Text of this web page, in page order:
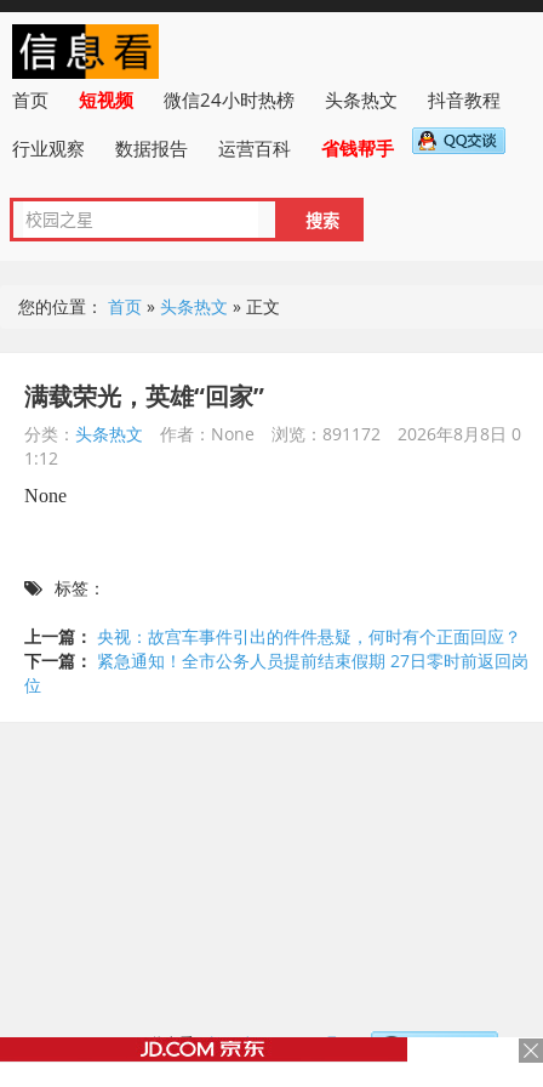
首页 短视频 微信24小时热榜 头条热文
抖音教程
行业观察
数据报告 运营百科 省钱帮手
您的位置： 首页 » 头条热文 » 正文
满载荣光，英雄“回家”
分类： 头条热文 作者：None 浏览：891172
2026年8月8日 0
1:12
None
标签：
上一篇： 央视：故宫车事件引出的件件悬疑，何时有个正面回应？
下一篇： 紧急通知！全市公务人员提前结束假期 27日零时前返回岗
位
©2017 - 2020 / 信息看 /粤ICP备17153186号-2，